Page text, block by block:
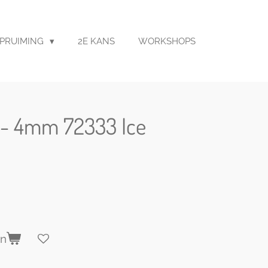
2E KANS WORKSHOPS
4mm 72333 Ice